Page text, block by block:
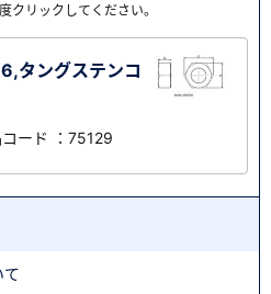
クリックしてください。
タングステンコ
ード ：75129
て